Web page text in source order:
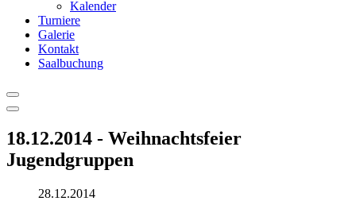
Kalender
Turniere
Galerie
Kontakt
Saalbuchung
18.12.2014 - Weihnachtsfeier
Jugendgruppen
28.12.2014